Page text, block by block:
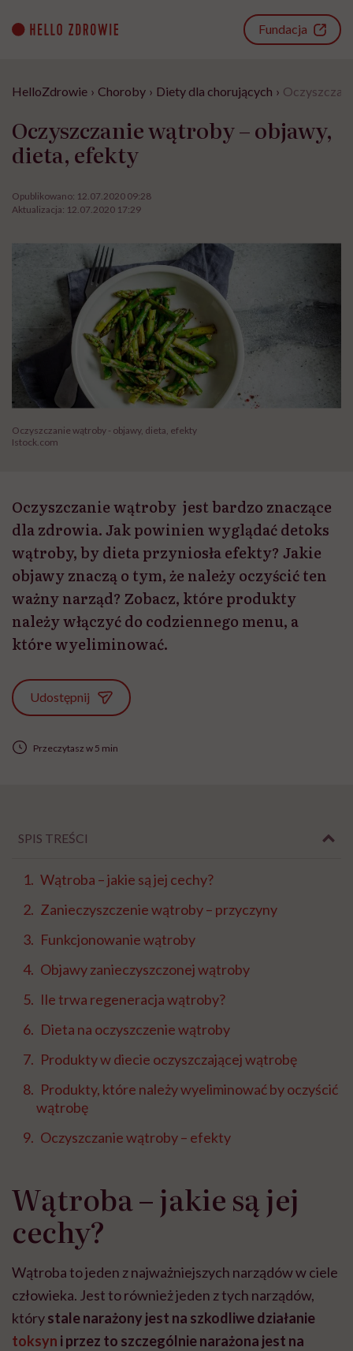
content
Fundacja
HelloZdrowie › Choroby › Diety dla chorujących ›
Oczyszczanie wątroby – objawy,
dieta, efekty
Opublikowano: 12.07.2020 09:28
Aktualizacja: 12.07.2020 17:29
Oczyszczanie wątroby - objawy, dieta, efekty
Istock.com
Oczyszczanie wątroby jest bardzo znaczące
dla zdrowia. Jak powinien wyglądać detoks
wątroby, by dieta przyniosła efekty? Jakie
objawy znaczą o tym, że należy oczyścić ten
ważny narząd? Zobacz, które produkty
należy włączyć do codziennego menu, a
które wyeliminować.
Udostępnij
Przeczytasz w 5 min
SPIS TREŚCI
Wątroba – jakie są jej cechy?
Zanieczyszczenie wątroby – przyczyny
Funkcjonowanie wątroby
Objawy zanieczyszczonej wątroby
Ile trwa regeneracja wątroby?
Dieta na oczyszczenie wątroby
Produkty w diecie oczyszczającej wątrobę
Produkty, które należy wyeliminować by oczyścić
wątrobę
Oczyszczanie wątroby – efekty
Wątroba – jakie są jej
cechy?
Wątroba to jeden z najważniejszych narządów w ciele
człowieka. Jest to również jeden z tych narządów,
którystale narażony jest na szkodliwe działanie
toksyn i przez to szczególnie narażona jest na